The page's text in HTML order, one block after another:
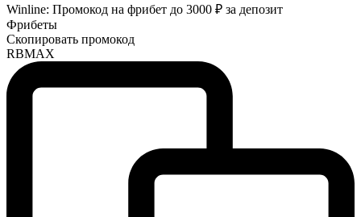
Winline: Промокод на фрибет до 3000 ₽ за депозит
Фрибеты
Скопировать промокод
RBMAX